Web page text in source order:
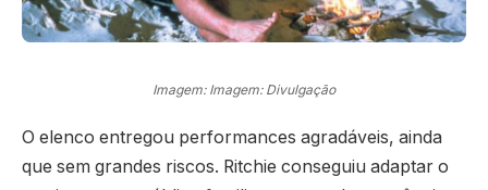
Imagem: Imagem: Divulgação
O elenco entregou performances agradáveis, ainda
que sem grandes riscos. Ritchie conseguiu adaptar o